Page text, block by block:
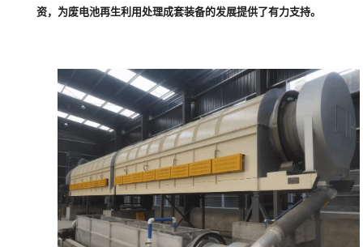
资，为废电池再生利用处理成套装备的发展提供了有力支持。